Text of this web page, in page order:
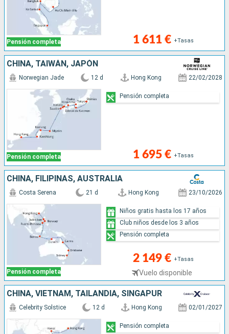
Pensión completa 1 611 € +Tasas
CHINA, TAIWÁN, JAPÓN
Pensión completa
Norwegian Jade 12 d Hong Kong 22/02/2028
1 695 € +Tasas
Pensión completa
CHINA, FILIPINAS, AUSTRALIA
Pensión completa
Costa Serena 21 d Hong Kong 23/10/2026
2 149 € +Tasas
Vuelo disponible
Niños gratis hasta los 17 años
Club niños desde los 3 años
Pensión completa
CHINA, VIETNAM, TAILANDIA, SINGAPUR
Celebrity Solstice 12 d Hong Kong 02/01/2027
Pensión completa